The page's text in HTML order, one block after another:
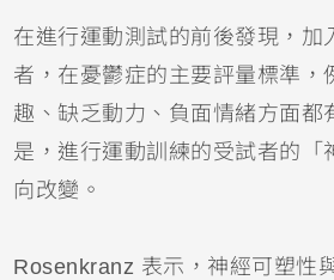
在進行運動測試的前後發現，加
者，在憂鬱症的主要評量標準，
趣、缺乏動力、負面情緒方面都
是，進行運動訓練的受試者的「
向改變。
Rosenkranz 表示，神經可塑性